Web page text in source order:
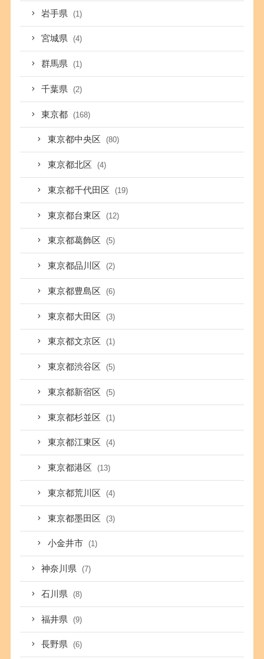
岩手県 (1)
宮城県 (4)
群馬県 (1)
千葉県 (2)
東京都 (168)
東京都中央区 (80)
東京都北区 (4)
東京都千代田区 (19)
東京都台東区 (12)
東京都葛飾区 (5)
東京都品川区 (2)
東京都豊島区 (6)
東京都大田区 (3)
東京都文京区 (1)
東京都渋谷区 (5)
東京都新宿区 (5)
東京都杉並区 (1)
東京都江東区 (4)
東京都港区 (13)
東京都荒川区 (4)
東京都墨田区 (3)
小金井市 (1)
神奈川県 (7)
石川県 (8)
福井県 (9)
長野県 (6)